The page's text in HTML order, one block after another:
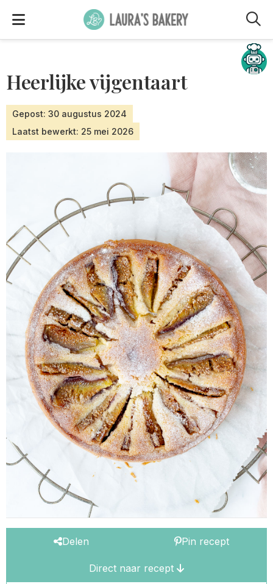
Heerlijke vijgentaart
Gepost: 30 augustus 2024
Laatst bewerkt: 25 mei 2026
Delen Pin recept
Direct naar recept